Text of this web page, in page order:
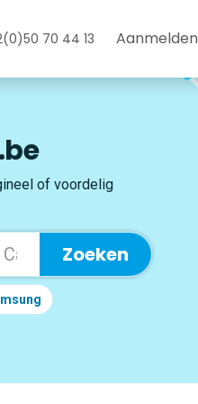
70 44 13 Aanmelden
of voordelig
Zoeken